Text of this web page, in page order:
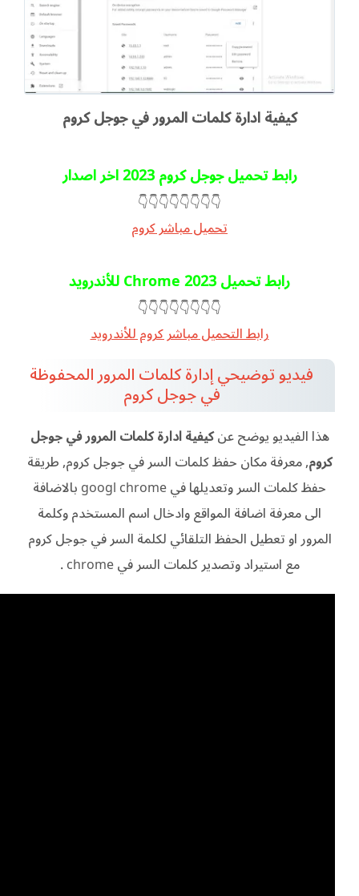
كيفية ادارة كلمات المرور في جوجل كروم
رابط تحميل جوجل كروم 2023 اخر اصدار
👇👇👇👇👇👇👇👇
تحميل مباشر كروم
رابط تحميل Chrome 2023 للأندرويد
👇👇👇👇👇👇👇👇
رابط التحميل مباشر كروم للأندرويد
فيديو توضيحي إدارة كلمات المرور المحفوظة
في جوجل كروم
هذا الفيديو يوضح عنكيفية ادارة كلمات المرور في جوجل
كروم, معرفة مكان حفظ كلمات السر في جوجل كروم, طريقة
حفظ كلمات السر وتعديلها في googl chrome بالاضافة
الى معرفة اضافة المواقع وادخال اسم المستخدم وكلمة
المرور او تعطيل الحفظ التلقائي لكلمة السر في جوجل كروم
مع استيراد وتصدير كلمات السر في chrome .